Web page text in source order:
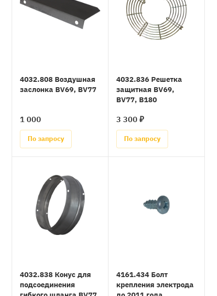
4032.808 Воздушная
заслонка BV69, BV77
1 000
По запросу
4032.836 Решетка
защитная BV69,
BV77, B180
3 300 ₽
По запросу
4032.838 Конус для
подсоединения
4161.434 Болт
крепления электрода